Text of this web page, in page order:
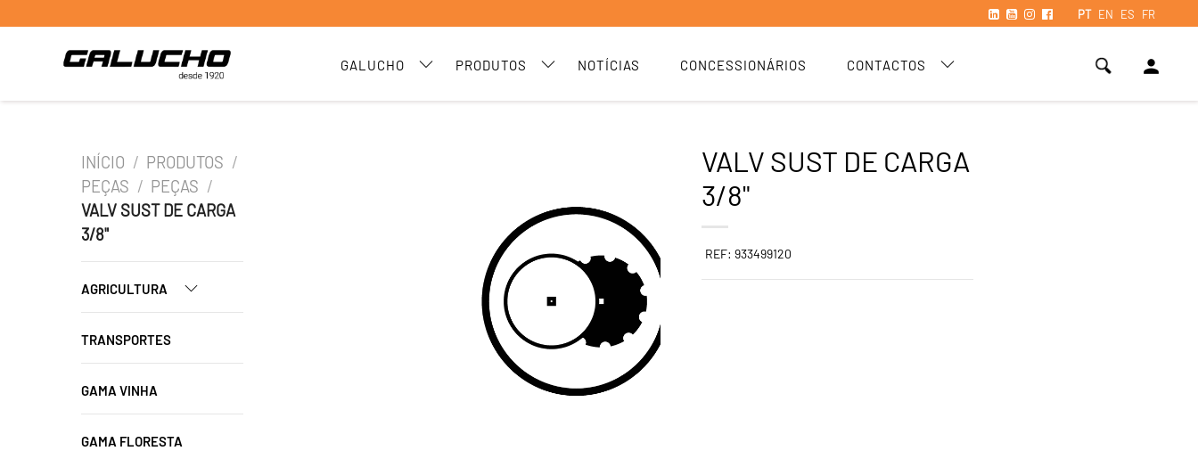
PT EN ES FR
GALUCHO PRODUTOS NOTÍCIAS CONCESSIONÁRIOS CONTACTOS person
INÍCIO / PRODUTOS /
PEÇAS / PEÇAS /
VALV SUST DE CARGA
3/8"
AGRICULTURA
TRANSPORTES
GAMA VINHA
GAMA FLORESTA
VALV SUST DE CARGA
3/8"
REF: 933499120